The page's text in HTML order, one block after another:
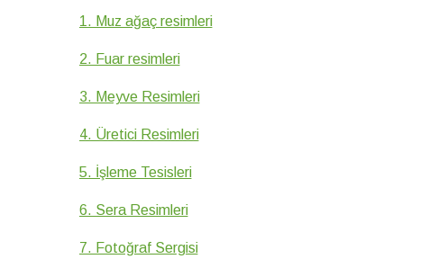
1. Muz ağaç resimleri
2. Fuar resimleri
3. Meyve Resimleri
4. Üretici Resimleri
5. İşleme Tesisleri
6. Sera Resimleri
7. Fotoğraf Sergisi